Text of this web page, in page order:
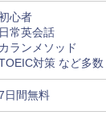
心者
日常英会話
カランメソッド
対策 など多数
日間無料